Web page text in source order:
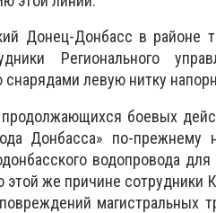
Донец-Донбасс в районе
Регионального
левую нитку
продолжающихся боевых
Донбасса» по-прежнему
водопровода
этой же причине сотрудники
магистральных